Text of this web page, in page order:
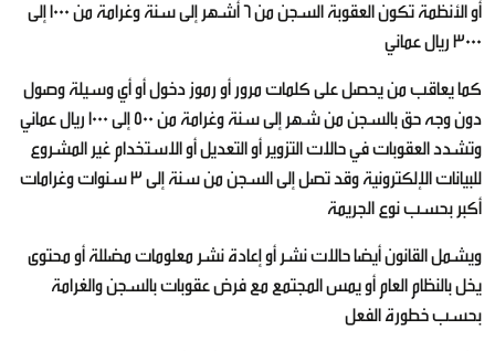
أو الأنظمة تكون العقوبة السجن من 6 أشهر إلى سنة وغرامة من 1000 إلى
3000 ريال عماني
كما يعاقب من يحصل على كلمات مرور أو رموز دخول أو أي وسيلة وصول
دون وجه حق بالسجن من شهر إلى سنة وغرامة من 500 إلى 1000 ريال عماني
وتشدد العقوبات في حالات التزوير أو التعديل أو الاستخدام غير المشروع
للبيانات الإلكترونية وقد تصل إلى السجن من سنة إلى 3 سنوات وغرامات
أكبر بحسب نوع الجريمة
ويشمل القانون أيضا حالات نشر أو إعادة نشر معلومات مضللة أو محتوى
يخل بالنظام العام أو يمس المجتمع مع فرض عقوبات بالسجن والغرامة
بحسب خطورة الفعل